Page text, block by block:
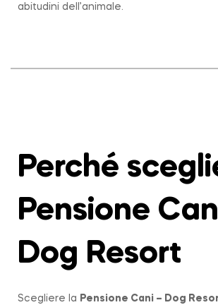
abitudini dell’animale.
Perché
Pensione
Dog Resort
Scegliere la Pensione Cani – Dog